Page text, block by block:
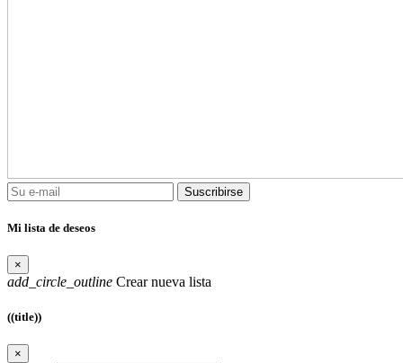
Suscribirse
Mi lista de deseos
×
add_circle_outline Crear nueva lista
((title))
×